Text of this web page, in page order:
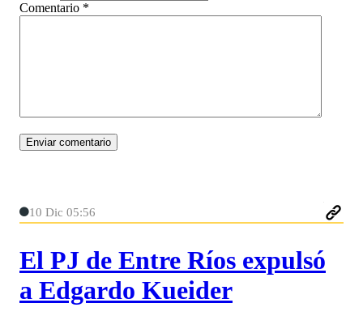
Comentario *
10 Dic 05:56
El PJ de Entre Ríos expulsó
a Edgardo Kueider